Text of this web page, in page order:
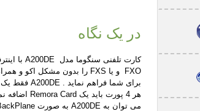
در یک نگاه
می توان به A200DE به صورت BackPlane اضافه نمود.